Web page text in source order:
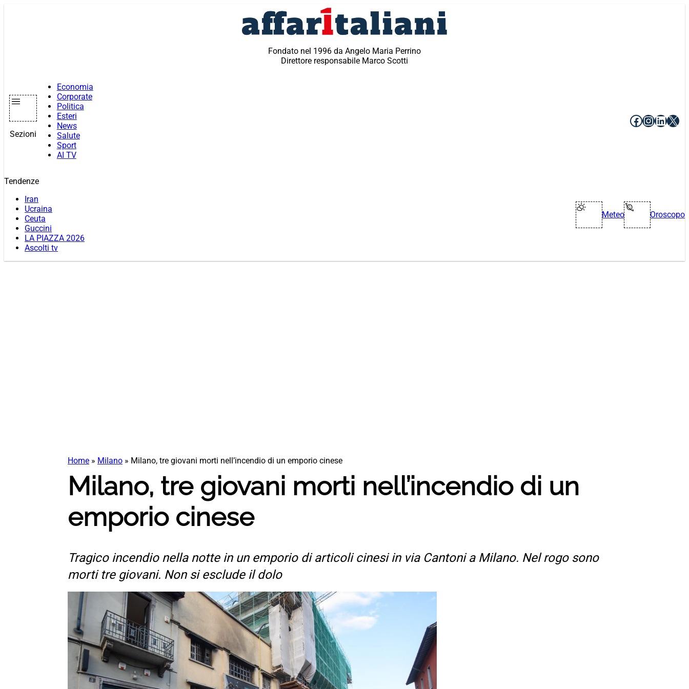
Fondato nel 1996 da Angelo Maria Perrino
Direttore responsabile Marco Scotti
Sezioni
Economia
Corporate
Politica
Esteri
News
Salute
Sport
AI TV
Facebook
X
Tendenze
Iran
Ucraina
Ceuta
Guccini
LA PIAZZA 2026
Ascolti tv
Meteo Oroscopo
Home » Milano » Milano, tre giovani morti nell’incendio di un emporio cinese
Milano, tre giovani morti nell’incendio di un
emporio cinese
Tragico incendio nella notte in un emporio di articoli cinesi in via Cantoni a Milano. Nel rogo sono
morti tre giovani. Non si esclude il dolo